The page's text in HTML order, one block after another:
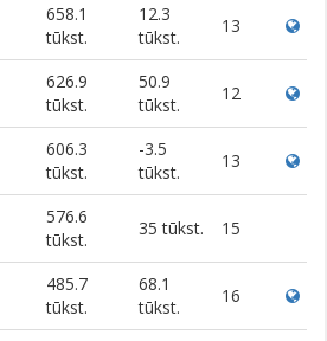
658.1
tūkst.
12.3
tūkst.
13
626.9
tūkst.
50.9
tūkst.
12
606.3
tūkst.
-3.5
tūkst.
13
576.6
tūkst.
35 tūkst. 15
485.7
tūkst.
68.1
tūkst.
16